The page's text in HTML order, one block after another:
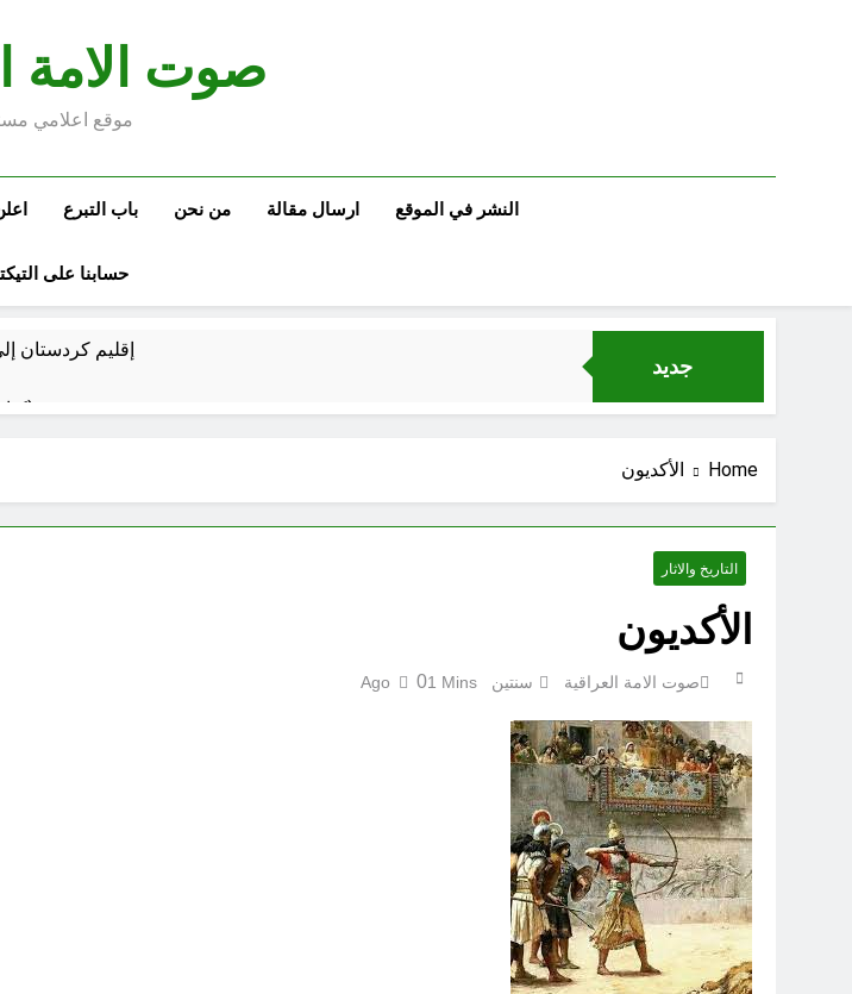
صوت الامة
موقع اعلامي
النشر في الموقع ارسال مقالة من نحن باب التبرع
حسابنا على
جديد
إقليم كردستان
كتابات رد عن لماذا أخذ الحسين معه النساء والأطفال الى كربلاء؟ (ح 5)
مشروع إنساني .. بدأ بكرتونة أدوية مجانية وانتهى بـ”صيدليات”خيرية ! اتفاق مكة.. لحظة إعادة تشكيل للتوازنات الإقليمية
Home الأكديون
التاريخ والاثار
الأكديون
صوت الامة العراقية سنتين Ago 01 Mins